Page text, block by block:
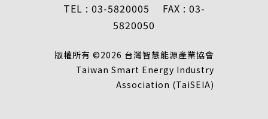
TEL : 03-5820005 FAX : 03-
5820050
版權所有 ©2026 台灣智慧能源產業協會
Taiwan Smart Energy Industry
Association (TaiSEIA)